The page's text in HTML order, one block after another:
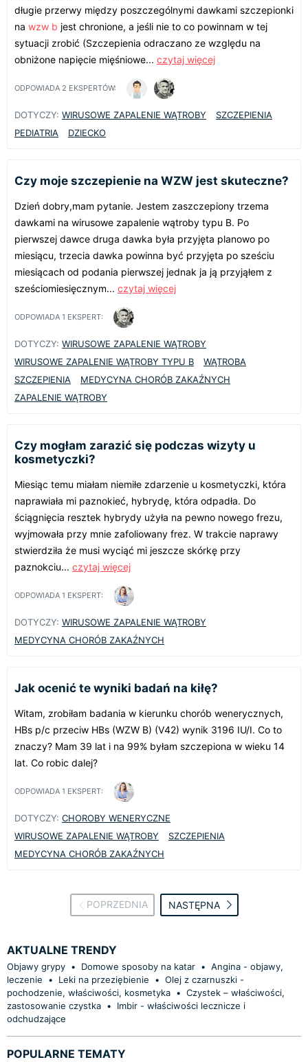
długie przerwy między poszczególnymi dawkami szczepionki
na wzw b jest chronione, a jeśli nie to co powinnam w tej
sytuacji zrobić (Szczepienia odraczano ze względu na
obniżone napięcie mięśniowe... czytaj więcej
ODPOWIADA 2 EKSPERTÓW:
DOTYCZY: WIRUSOWE ZAPALENIE WĄTROBY
SZCZEPIENIA
PEDIATRIA
DZIECKO
Czy moje szczepienie na WZW jest skuteczne?
Dzień dobry,mam pytanie. Jestem zaszczepiony trzema
dawkami na wirusowe zapalenie wątroby typu B. Po
pierwszej dawce druga dawka była przyjęta planowo po
miesiącu, trzecia dawka powinna być przyjęta po sześciu
miesiącach od podania pierwszej jednak ja ją przyjąłem z
sześciomiesięcznym... czytaj więcej
ODPOWIADA 1 EKSPERT:
DOTYCZY: WIRUSOWE ZAPALENIE WĄTROBY
WIRUSOWE ZAPALENIE WĄTROBY TYPU B
WĄTROBA
SZCZEPIENIA
MEDYCYNA CHORÓB ZAKAŹNYCH
ZAPALENIE WĄTROBY
Czy mogłam zarazić się podczas wizyty u
kosmetyczki?
Miesiąc temu miałam niemiłe zdarzenie u kosmetyczki, która
naprawiała mi paznokieć, hybrydę, która odpadła. Do
ściągnięcia resztek hybrydy użyła na pewno nowego frezu,
wyjmowała przy mnie zafoliowany frez. W trakcie naprawy
stwierdziła że musi wyciąć mi jeszcze skórkę przy
paznokciu... czytaj więcej
ODPOWIADA 1 EKSPERT:
DOTYCZY: WIRUSOWE ZAPALENIE WĄTROBY
MEDYCYNA CHORÓB ZAKAŹNYCH
Jak ocenić te wyniki badań na kiłę?
Witam, zrobiłam badania w kierunku chorób wenerycznych,
HBs p/c przeciw HBs (WZW B) (V42) wynik 3196 IU/I. Co to
znaczy? Mam 39 lat i na 99% byłam szczepiona w wieku 14
lat. Co robic dalej?
ODPOWIADA 1 EKSPERT:
DOTYCZY: CHOROBY WENERYCZNE
WIRUSOWE ZAPALENIE WĄTROBY
SZCZEPIENIA
MEDYCYNA CHORÓB ZAKAŹNYCH
POPRZEDNIA NASTĘPNA
AKTUALNE TRENDY
Objawy grypy • Domowe sposoby na katar • Angina - objawy,
leczenie
• Leki na przeziębienie • Olej z czarnuszki -
pochodzenie, właściwości, kosmetyka • Czystek – właściwości,
zastosowanie czystka •
Imbir - właściwości lecznicze i
odchudzające
POPULARNE TEMATY